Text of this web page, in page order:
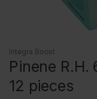
Integra Boost
Pinene
12 pieces